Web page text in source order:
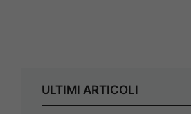
ULTIMI ARTICOLI